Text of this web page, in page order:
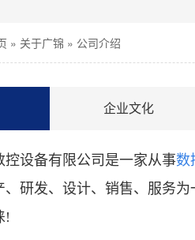
» 关于广锦 » 公司介绍
企业文化
控设备有限公司是一家从事数
、研发、设计、销售、服务
!